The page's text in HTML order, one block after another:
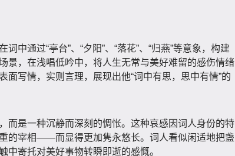
中通过“亭台”、“夕阳”、“落花”、“归燕”等意象，构建
景，在浅唱低吟中，将人生无常与美好难留的感伤情绪
面写情，实则言理，展现出他“词中有思，思中有情”的
而是一种沉静而深刻的惆怅。这种哀感因词人身份的特
的宰相——而显得更加隽永悠长。词人看似闲适地把盏
中寄托对美好事物转瞬即逝的感慨。